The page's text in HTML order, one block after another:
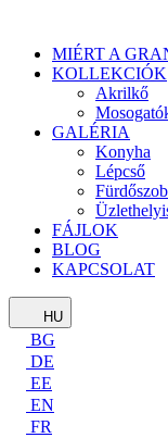
MIÉRT A
KOLLEKCIÓK
Akrilkő
GALÉRIA
Konyha
Lépcső
FÁJLOK
BLOG
KAPCSOLAT
HU
BG
DE
EE
EN
FR